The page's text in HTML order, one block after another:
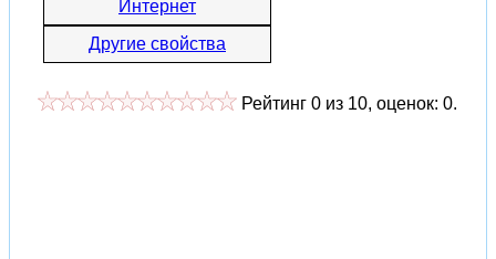
Интернет
Другие свойства
Рейтинг 0 из 10, оценок: 0.